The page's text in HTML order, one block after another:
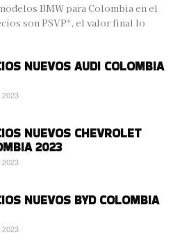
BMW para Colombia en el
son PSVP*, el valor final lo
NUEVOS AUDI COLOMBIA
2023
NUEVOS CHEVROLET
2023
2023
NUEVOS BYD COLOMBIA
2023